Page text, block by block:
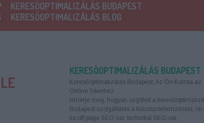
KERESŐOPTIMALIZÁLÁS BUDAPEST
KERESŐOPTIMALIZÁLÁS BLOG
KERESŐOPTIMALIZÁLÁS BUDAPEST
Keresőoptimalizálás Budapest: Az Ön Kulcsa az
Online Sikerhez
Ismerje meg, hogyan segíthet a
Budapest szolgáltatás a kulcsszóelemzéssel,
és off-page SEO-val, technikai SEO-val,